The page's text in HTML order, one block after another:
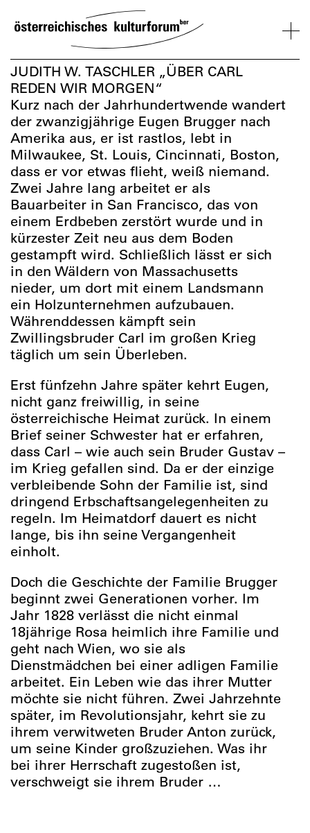
TO
VERANSTALTUNGEN KOSMOS BESUCH ÜBER
VERANSTALTUNGEN
BESUCH
ÜBER
UNS
NETZWERK
JUDITH W. TASCHLER „ÜBER CARL
REDEN WIR MORGEN“
Kurz nach der Jahrhundertwende wandert
der zwanzigjährige Eugen Brugger nach
Amerika aus, er ist rastlos, lebt in
Milwaukee, St. Louis, Cincinnati, Boston,
dass er vor etwas flieht, weiß niemand.
Zwei Jahre lang arbeitet er als
Bauarbeiter in San Francisco, das von
einem Erdbeben zerstört wurde und in
kürzester Zeit neu aus dem Boden
gestampft wird. Schließlich lässt er sich
in den Wäldern von Massachusetts
nieder, um dort mit einem Landsmann
ein Holzunternehmen aufzubauen.
Währenddessen kämpft sein
Zwillingsbruder Carl im großen Krieg
täglich um sein Überleben.
Erst fünfzehn Jahre später kehrt Eugen,
nicht ganz freiwillig, in seine
österreichische Heimat zurück. In einem
Brief seiner Schwester hat er erfahren,
dass Carl – wie auch sein Bruder Gustav –
im Krieg gefallen sind. Da er der einzige
verbleibende Sohn der Familie ist, sind
dringend Erbschaftsangelegenheiten zu
regeln. Im Heimatdorf dauert es nicht
lange, bis ihn seine Vergangenheit
einholt.
Doch die Geschichte der Familie Brugger
beginnt zwei Generationen vorher. Im
Jahr 1828 verlässt die nicht einmal
18jährige Rosa heimlich ihre Familie und
geht nach Wien, wo sie als
Dienstmädchen bei einer adligen Familie
arbeitet. Ein Leben wie das ihrer Mutter
möchte sie nicht führen. Zwei Jahrzehnte
später, im Revolutionsjahr, kehrt sie zu
ihrem verwitweten Bruder Anton zurück,
um seine Kinder großzuziehen. Was ihr
bei ihrer Herrschaft zugestoßen ist,
verschweigt sie ihrem Bruder …